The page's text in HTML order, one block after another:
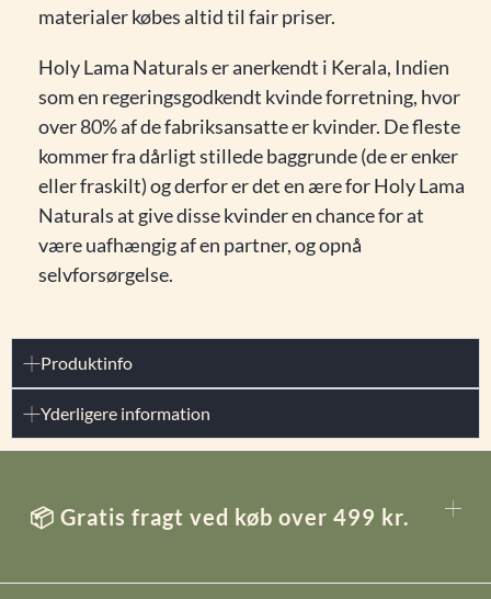
materialer købes altid til fair priser.
Holy Lama Naturals er anerkendt i Kerala, Indien
som en regeringsgodkendt kvinde forretning, hvor
over 80% af de fabriksansatte er kvinder. De fleste
kommer fra dårligt stillede baggrunde (de er enker
eller fraskilt) og derfor er det en ære for Holy Lama
Naturals at give disse kvinder en chance for at
være uafhængig af en partner, og opnå
selvforsørgelse.
Produktinfo
Yderligere information
📦 Gratis fragt ved køb over 499 kr.